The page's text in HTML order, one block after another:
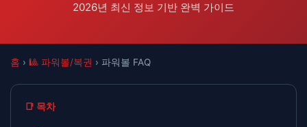
2026년 최신 정보 기반 완벽 가이드
홈 › 🎱 파워볼/복권 › 파워볼 FAQ
📑 목차